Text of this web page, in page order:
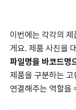
이번에는 각각의
게요. 제품 사진을
파일명을 바코드명
제품을 구분하는
연결해주는 역할을